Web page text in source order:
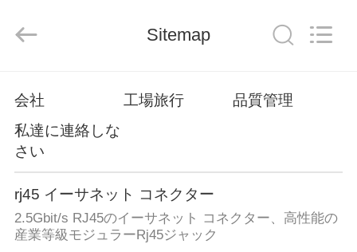
家
プ
ロ
ダ
ク
2012
Co.,ltd.
Reserved.
Sitemap
会社 工場旅行
品質管理
私達に連絡しな
さい
rj45 イーサネット コネクター
2.5Gbit/s RJ45のイーサネット コネクター、高性能の
産業等級モジュラーRj45ジャック